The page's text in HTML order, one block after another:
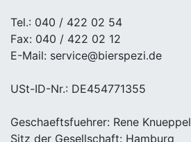
Tel.: 040 / 422 02 54
Fax: 040 / 422 02 12
E-Mail: service@bierspezi.de
USt-ID-Nr.: DE454771355
Geschaeftsfuehrer: Rene Knueppel
Sitz der Gesellschaft: Hamburg